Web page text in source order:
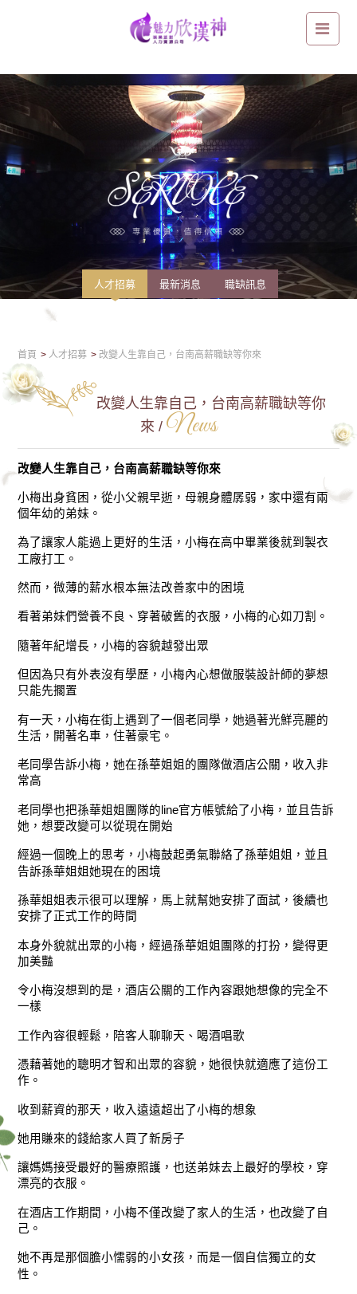
人才招募 最新消息 職缺訊息
首頁 人才招募 改變人生靠自己，台南高薪職缺等你來
改變人生靠自己，台南高薪職缺等你
來 / News
改變人生靠自己，台南高薪職缺等你來
小梅出身貧困，從小父親早逝，母親身體孱弱，家中還有兩
個年幼的弟妹。
為了讓家人能過上更好的生活，小梅在高中畢業後就到製衣
工廠打工。
然而，微薄的薪水根本無法改善家中的困境
看著弟妹們營養不良、穿著破舊的衣服，小梅的心如刀割。
隨著年紀增長，小梅的容貌越發出眾
但因為只有外表沒有學歷，小梅內心想做服裝設計師的夢想
只能先擱置
有一天，小梅在街上遇到了一個老同學，她過著光鮮亮麗的
生活，開著名車，住著豪宅。
老同學告訴小梅，她在孫華姐姐的團隊做酒店公關，收入非
常高
老同學也把孫華姐姐團隊的line官方帳號給了小梅，並且告訴
她，想要改變可以從現在開始
經過一個晚上的思考，小梅鼓起勇氣聯絡了孫華姐姐，並且
告訴孫華姐姐她現在的困境
孫華姐姐表示很可以理解，馬上就幫她安排了面試，後續也
安排了正式工作的時間
本身外貌就出眾的小梅，經過孫華姐姐團隊的打扮，變得更
加美豔
令小梅沒想到的是，酒店公關的工作內容跟她想像的完全不
一樣
工作內容很輕鬆，陪客人聊聊天、喝酒唱歌
憑藉著她的聰明才智和出眾的容貌，她很快就適應了這份工
作。
收到薪資的那天，收入遠遠超出了小梅的想象
她用賺來的錢給家人買了新房子
讓媽媽接受最好的醫療照護，也送弟妹去上最好的學校，穿
漂亮的衣服。
在酒店工作期間，小梅不僅改變了家人的生活，也改變了自
己。
她不再是那個膽小懦弱的小女孩，而是一個自信獨立的女
性。